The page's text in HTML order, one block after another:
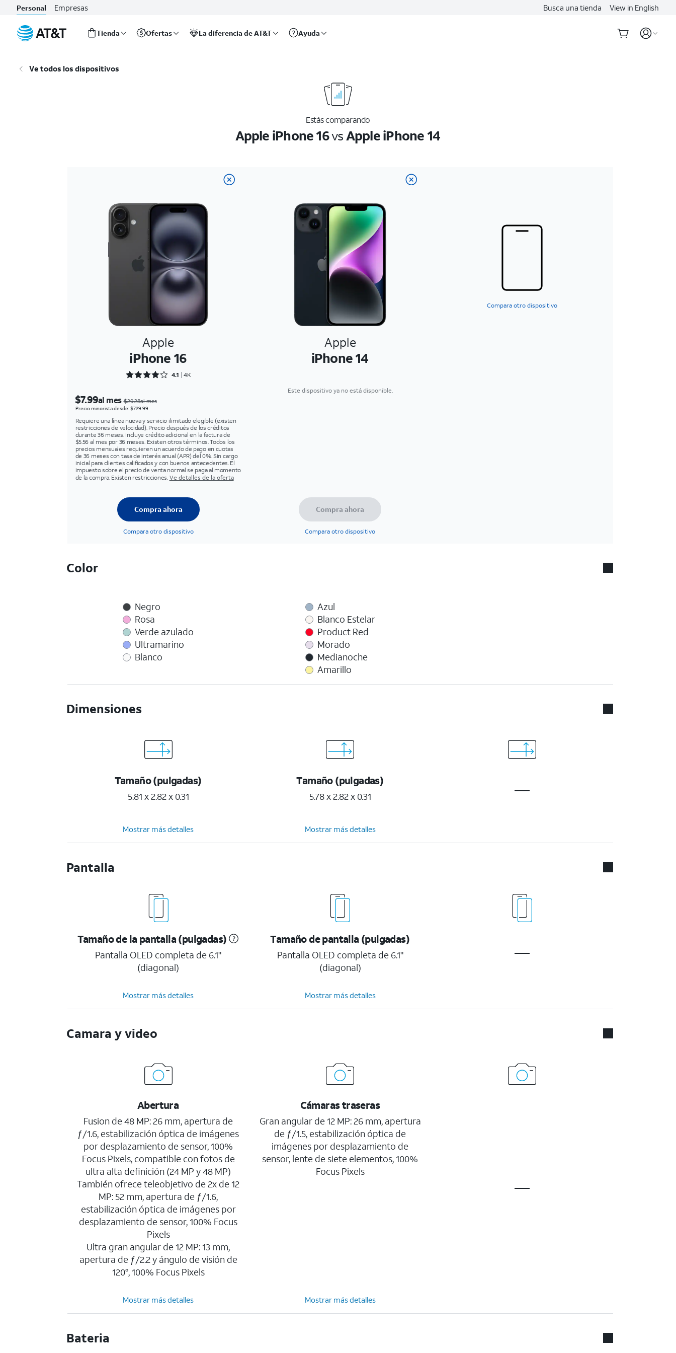
Personal Empresas Busca una tienda View in English
Tienda Ofertas La diferencia de AT&T Ayuda
Ve todos los dispositivos
Estás comparando
Apple iPhone 16vsApple iPhone 14
Compara otro dispositivo
Apple
iPhone 16
Apple
iPhone 14
Rated 4.1645 out of 5
4.1 4K
$7.99al mes$20.28al mes
Precio minorista desde: $729.99
Requiere una línea nueva y servicio ilimitado elegible (existen
restricciones de velocidad). Precio después de los créditos
durante 36 meses. Incluye crédito adicional en la factura de
$5.56 al mes por 36 meses. Existen otros términos. Todos los
precios mensuales requieren un acuerdo de pago en cuotas
de 36 meses con tasa de interés anual (APR) del 0%. Sin cargo
inicial para clientes calificados y con buenos antecedentes. El
impuesto sobre el precio de venta normal se paga al momento
de la compra. Existen restricciones. Ve detalles de la oferta
Este dispositivo ya no está disponible.
Compra ahora
Compara otro dispositivo
Compra ahora
Compara otro dispositivo
Color
Negro
Rosa
Verde azulado
Ultramarino
Blanco
Azul
Blanco Estelar
Product Red
Morado
Medianoche
Amarillo
Dimensiones
Tamaño (pulgadas)
5.81 x 2.82 x 0.31
Tamaño (pulgadas)
5.78 x 2.82 x 0.31
Mostrar más detalles Mostrar más detalles
Pantalla
Tamaño de la pantalla (pulgadas)
Pantalla OLED completa de 6.1"
(diagonal)
Tamaño de pantalla (pulgadas)
Pantalla OLED completa de 6.1"
(diagonal)
Mostrar más detalles Mostrar más detalles
Camara y video
Abertura
Fusion de 48 MP: 26 mm, apertura de
ƒ/1.6, estabilización óptica de imágenes
por desplazamiento de sensor, 100%
Focus Pixels, compatible con fotos de
ultra alta definición (24 MP y 48 MP)
También ofrece teleobjetivo de 2x de 12
MP: 52 mm, apertura de ƒ/1.6,
estabilización óptica de imágenes por
desplazamiento de sensor, 100% Focus
Pixels
Ultra gran angular de 12 MP: 13 mm,
apertura de ƒ/2.2 y ángulo de visión de
120°, 100% Focus Pixels
Cámaras traseras
Gran angular de 12 MP: 26 mm, apertura
de ƒ/1.5, estabilización óptica de
imágenes por desplazamiento de
sensor, lente de siete elementos, 100%
Focus Pixels
Mostrar más detalles Mostrar más detalles
Bateria